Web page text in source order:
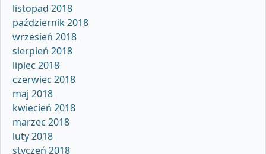
listopad 2018
październik 2018
wrzesień 2018
sierpień 2018
lipiec 2018
czerwiec 2018
maj 2018
kwiecień 2018
marzec 2018
luty 2018
styczeń 2018